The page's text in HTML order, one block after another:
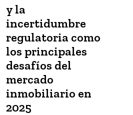
y la
incertidumbre
regulatoria como
los principales
desafíos del
mercado
inmobiliario en
2025